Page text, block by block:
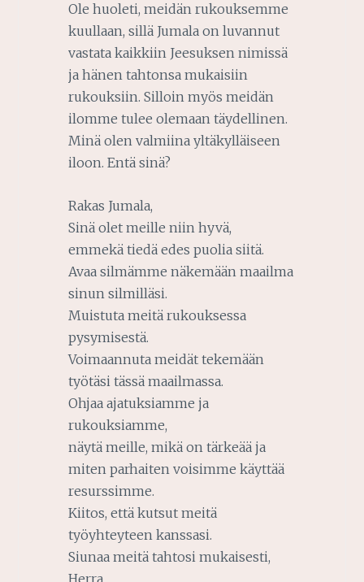
Ole huoleti, meidän rukouksemme
kuullaan, sillä Jumala on luvannut
vastata kaikkiin Jeesuksen nimissä
ja hänen tahtonsa mukaisiin
rukouksiin. Silloin myös meidän
ilomme tulee olemaan täydellinen.
Minä olen valmiina yltäkylläiseen
iloon. Entä sinä?
Rakas Jumala,
Sinä olet meille niin hyvä,
emmekä tiedä edes puolia siitä.
Avaa silmämme näkemään maailma
sinun silmilläsi.
Muistuta meitä rukouksessa
pysymisestä.
Voimaannuta meidät tekemään
työtäsi tässä maailmassa.
Ohjaa ajatuksiamme ja
rukouksiamme,
näytä meille, mikä on tärkeää ja
miten parhaiten voisimme käyttää
resurssimme.
Kiitos, että kutsut meitä
työyhteyteen kanssasi.
Siunaa meitä tahtosi mukaisesti,